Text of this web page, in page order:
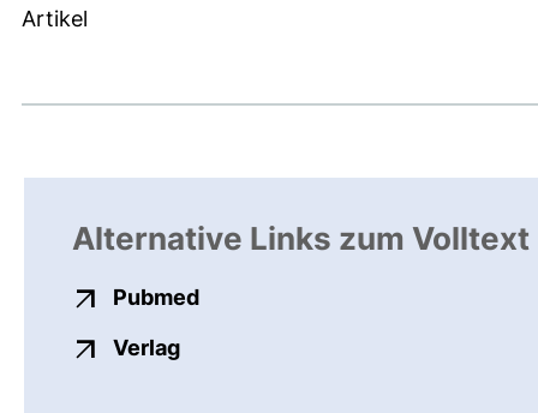
Artikel
Alternative Links zum Volltext
Pubmedexterner Link, öffnet neues
Verlagexterner Link, öffnet neues